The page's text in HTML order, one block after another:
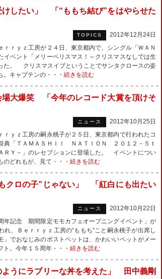
けしたい」 「“ももち結び”をはやらせた
TOPICS
2012年12月24日
ｒｙｚ工房が２４日、東京都内で、シングル「ＷＡＮ
イベント「メリーベリスマス！～クリスマスなしでは生
た。 クリスマスイブということでサンタクロースの姿
キャプテンの・・・ 続きを読む
場大爆笑 「今年のレコード大賞を頂けそ
ニュース
2012年10月25日
ｙｚ工房の嗣永桃子が２５日、東京都内で行われたコ
典「ＴＡＭＡＳＨＩＩ ＮＡＴＩＯＮ ２０１２－５ｔ
ＲＹ－」のレセプションに登場した。 イベントについ
どれもが、見て・・・ 続きを読む
クロの子”じゃない」 「紅白にも出たい
ニュース
2012年10月22日
年記念 期間限定モモカフェオープニングイベント」が
れ、Ｂｅｒｒｙｚ工房の“ももち”こと嗣永桃子が出席し
でおなじみのポストペットは、かわいいペットがメー
。今年１５周年・・・ 続きを読む
ようにラブリーな丼を考えた」 田中義剛